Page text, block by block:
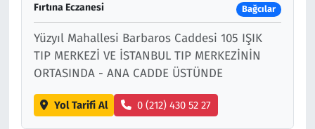
Fırtına Eczanesi Bağcılar
Yüzyıl Mahallesi Barbaros Caddesi 105 IŞIK
TIP MERKEZİ VE İSTANBUL TIP MERKEZİNİN
ORTASINDA - ANA CADDE ÜSTÜNDE
Yol Tarifi Al 0 (212) 430 52 27